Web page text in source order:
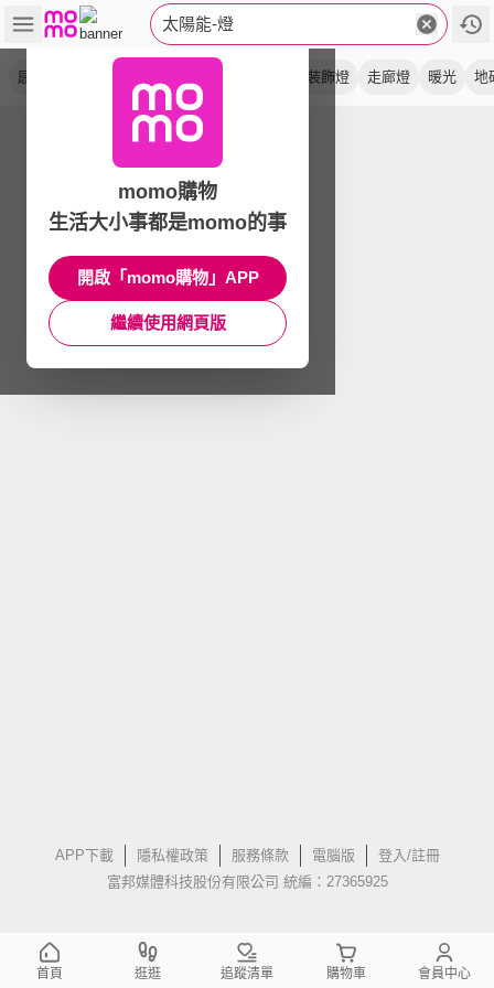
太陽能-燈
感應燈 裝飾燈 走廊燈 暖光 地
APP下載 隱私權政策 服務條款 電腦版
登入/註冊
富邦媒體科技股份有限公司 統編：27365925
momo購物
生活大小事都是momo的事
開啟「momo購物」APP
繼續使用網頁版
首頁 逛逛 追蹤清單 購物車 會員中心